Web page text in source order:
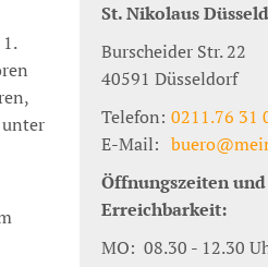
St. Nikolaus
Burscheider Str. 22
40591 Düsseldorf
Telefon: 0211.76 31
E-Mail:
Öffnungszeiten
Erreichbarkeit:
MO: 08.30 - 12.30